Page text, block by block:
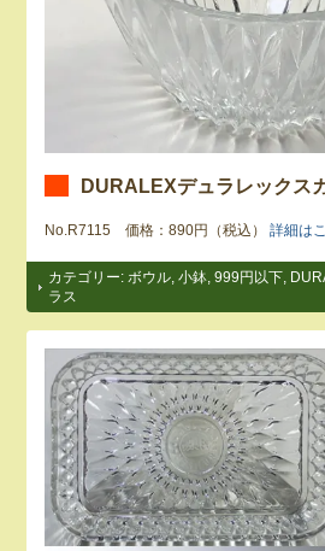
DURALEXデュラレックス
No.R7115 価格：890円（税込）詳細は
カテゴリー: ボウル ,小鉢 ,999円以下
ラス